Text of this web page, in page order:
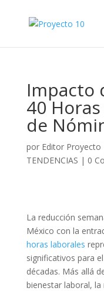
Impacto
40
de
por Editor Proyecto
TENDENCIAS | 0
La reducción
México con la
horas laborales
significativos para
décadas. Más allá
bienestar laboral,